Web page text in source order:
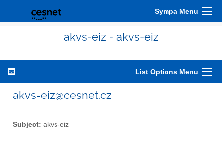
Sympa Menu
akvs-eiz - akvs-eiz
List Options Menu
akvs-eiz@cesnet.cz
Subject: akvs-eiz